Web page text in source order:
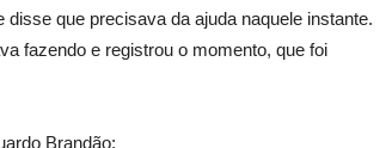
que precisava da ajuda naquele instante.
fazendo e registrou o momento, que foi
Brandão: